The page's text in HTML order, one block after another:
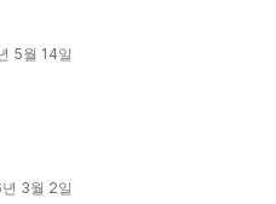
5월 14일
3월 2일